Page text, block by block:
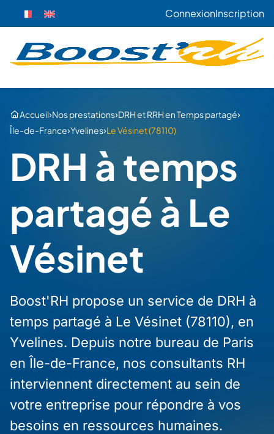
ConnexionInscription
Accueil›Nos prestations›DRH et RRH en Temps partagé›
Île-de-France›Yvelines›Le Vésinet (78110)
DRH à temps
partagé à Le
Vésinet
Boost'RH propose un service de DRH à
temps partagé à Le Vésinet (78110), en
Yvelines. Depuis notre bureau de Paris
en Île-de-France, nos consultants RH
interviennent directement au sein de
votre entreprise pour répondre à vos
besoins en ressources humaines.